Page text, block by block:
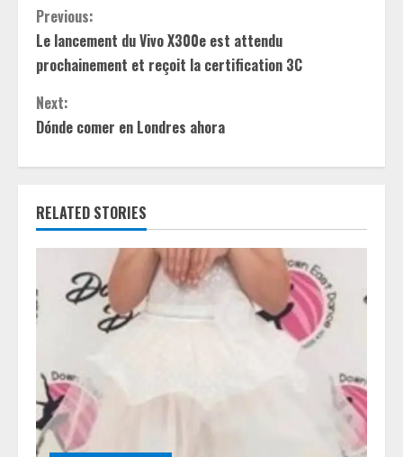
C
o
n
t
i
n
u
e
R
e
a
d
Previous:
Le lancement du Vivo X300e est attendu
prochainement et reçoit la certification 3C
Next:
Dónde comer en Londres ahora
RELATED STORIES